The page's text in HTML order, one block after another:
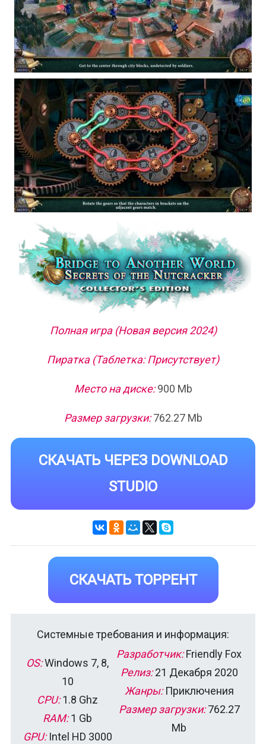
Полная игра (Новая версия 2024)
Пиратка (Таблетка: Присутствует)
Место на диске:900 Mb
Размер загрузки:762.27 Mb
СКАЧАТЬ ЧЕРЕЗ DOWNLOAD
STUDIO
СКАЧАТЬ ТОРРЕНТ
Системные требования и информация:
OS:Windows 7, 8,
10
CPU:1.8 Ghz
RAM:1 Gb
GPU:Intel HD 3000
Разработчик:Friendly Fox
Релиз:21 Декабря 2020
Жанры:Приключения
Размер загрузки:762.27
Mb